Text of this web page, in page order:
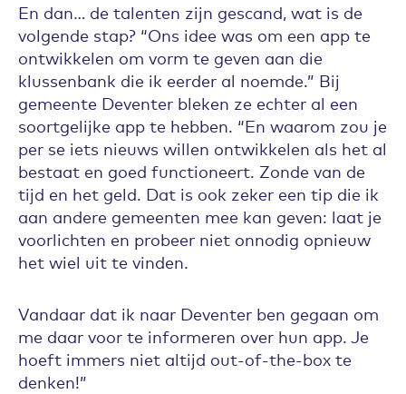
En dan… de talenten zijn gescand, wat is de
volgende stap? “Ons idee was om een app te
ontwikkelen om vorm te geven aan die
klussenbank die ik eerder al noemde.” Bij
gemeente Deventer bleken ze echter al een
soortgelijke app te hebben. “En waarom zou je
per se iets nieuws willen ontwikkelen als het al
bestaat en goed functioneert. Zonde van de
tijd en het geld. Dat is ook zeker een tip die ik
aan andere gemeenten mee kan geven: laat je
voorlichten en probeer niet onnodig opnieuw
het wiel uit te vinden.
Vandaar dat ik naar Deventer ben gegaan om
me daar voor te informeren over hun app. Je
hoeft immers niet altijd out-of-the-box te
denken!”